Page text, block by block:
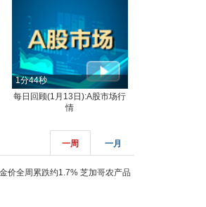
1分44秒
每日回顾(1月13日):A股市场行
情
一周 一月
价全周累跌约1.7% 芝加哥农产品